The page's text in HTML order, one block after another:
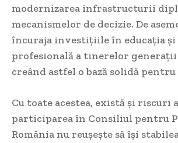
modernizarea infrastructurii
mecanismelor de decizie. De
încuraja investițiile în educația și
profesională a tinerelor
creând astfel o bază solidă
Cu toate acestea, există și riscuri
participarea în Consiliul pentru
România nu reușește să își